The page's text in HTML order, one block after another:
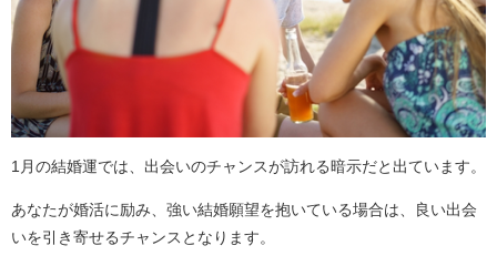
1月の結婚運では、出会いのチャンスが訪れる暗示だと出ています。
あなたが婚活に励み、強い結婚願望を抱いている場合は、良い出会
いを引き寄せるチャンスとなります。